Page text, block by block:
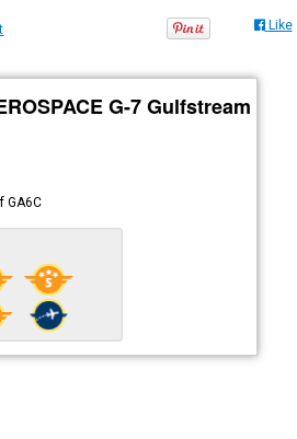
Like
G-7 Gulfstream
GA6C